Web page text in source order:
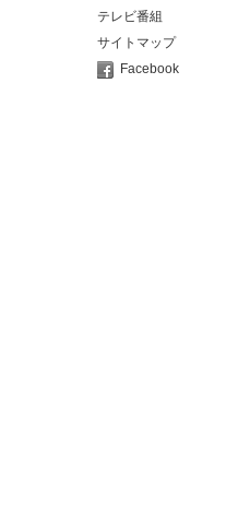
テレビ番組
サイトマップ
Facebook